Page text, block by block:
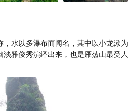
，水以多瀑布而闻名，其中以小龙湫为
淡雅俊秀演绎出来，也是雁荡山最受人